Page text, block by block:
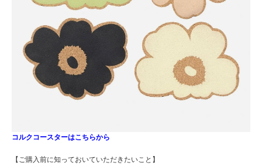
コルクコースターはこちらから
【ご購入前に知っておいていただきたいこと】